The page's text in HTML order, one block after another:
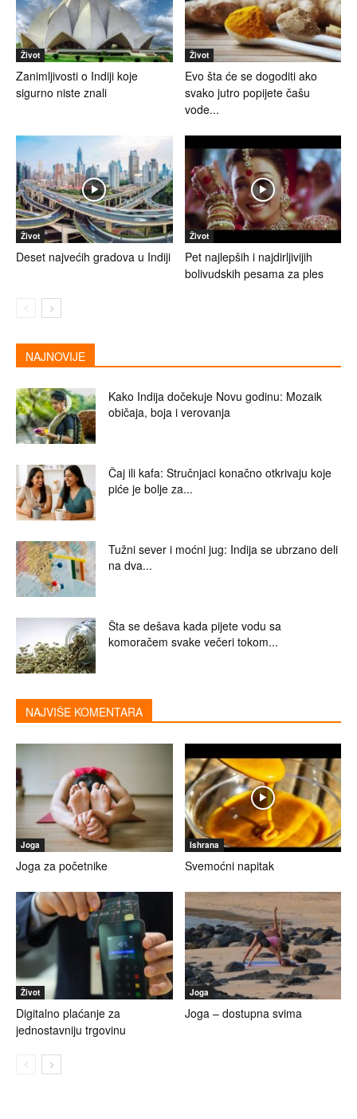
Život
Zanimljivosti o Indiji koje
sigurno niste znali
Život
Evo šta će se dogoditi ako
svako jutro popijete čašu
vode...
Život
Deset najvećih gradova u Indiji
Život
Pet najlepših i najdirljivijih
bolivudskih pesama za ples
NAJNOVIJE
Kako Indija dočekuje Novu godinu: Mozaik
običaja, boja i verovanja
Čaj ili kafa: Stručnjaci konačno otkrivaju koje
piće je bolje za...
Tužni sever i moćni jug: Indija se ubrzano deli
na dva...
Šta se dešava kada pijete vodu sa
komoračem svake večeri tokom...
NAJVIŠE KOMENTARA
Joga
Joga za početnike
Ishrana
Svemoćni napitak
Život
Digitalno plaćanje za
jednostavniju trgovinu
Joga
Joga – dostupna svima